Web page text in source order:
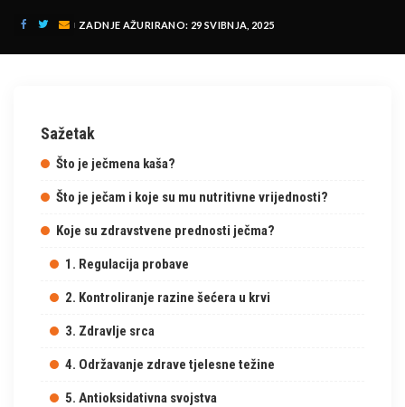
ZADNJE AŽURIRANO: 29 SVIBNJA, 2025
Sažetak
Što je ječmena kaša?
Što je ječam i koje su mu nutritivne vrijednosti?
Koje su zdravstvene prednosti ječma?
1. Regulacija probave
2. Kontroliranje razine šećera u krvi
3. Zdravlje srca
4. Održavanje zdrave tjelesne težine
5. Antioksidativna svojstva